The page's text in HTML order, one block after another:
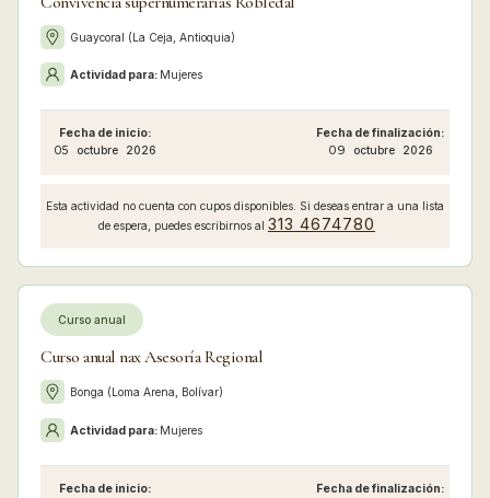
Guaycoral (La Ceja, Antioquia)
Actividad para: Mujeres
Fecha de inicio:
05 octubre 2026
Fecha de finalización:
09 octubre 2026
Esta actividad no cuenta con cupos disponibles. Si deseas entrar a una lista
de espera, puedes escribirnos al 313 4674780
Curso anual
Curso anual nax Asesoría Regional
Bonga (Loma Arena, Bolívar)
Actividad para: Mujeres
Fecha de inicio: Fecha de finalización: